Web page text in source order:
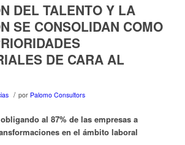
DEL TALENTO Y LA
SE CONSOLIDAN COMO
DE CARA AL
/ por Palomo Consultors
al 87% de las empresas a
en el ámbito laboral